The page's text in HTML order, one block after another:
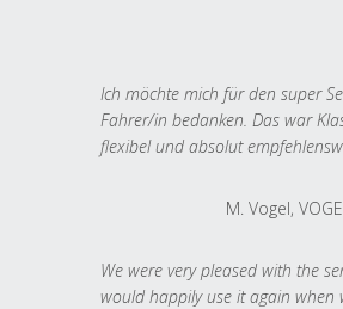
Ich möchte mich für den super
Fahrer/in bedanken. Das war
flexibel und absolut
M. Vogel,
We were very pleased with the
would happily use it again when